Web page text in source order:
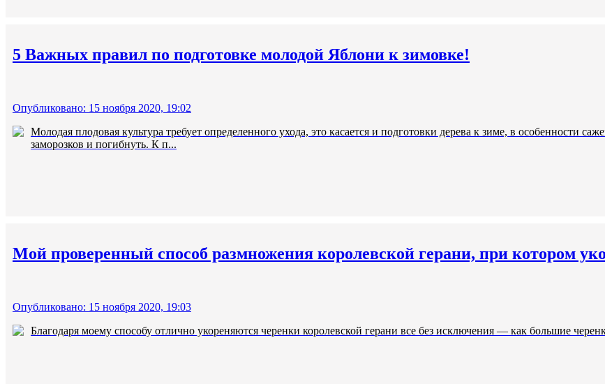
5 Важных правил по подготовке молодой Яблони к зимовке!
Опубликовано: 15 ноября 2020, 19:02
Молодая плодовая культура требует определенного ухода, это касается и подготовки дерева к зиме, в особенности
заморозков и погибнуть. К п...
Мой проверенный способ размножения королевской герани, при котором
Опубликовано: 15 ноября 2020, 19:03
Благодаря моему способу отлично укореняются черенки королевской герани все без исключения — как большие